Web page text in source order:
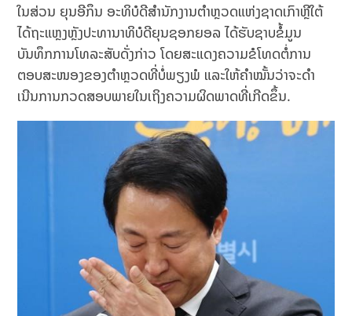
ໃນສ່ວນ ຍຸນອີກຶນ ອະທິບໍດີສຳນັກງານຕໍາຫຼວດແຫ່ງຊາດເກົາຫຼີໃຕ້
ໄດ້ຖະແຫຼງຫຼັງປະທານາທິບໍດີຍຸນຊອກຍອລ ໄດ້ຮັບຊາບຂໍ້ມູນ
ບັນທຶກການໂທລະສັບດັ່ງກ່າວ ໂດຍສະແດງຄວາມຂໍໂທດຕໍ່ການ
ຕອບສະໜອງຂອງຕໍາຫຼວດທີ່ບໍ່ພຽງພໍ ແລະໃຫ້ຄໍາໝັ້ນວ່າຈະດໍາ
ເນີນການກວດສອບພາຍໃນເຖິງຄວາມຜິດພາດທີ່ເກີດຂຶ້ນ.